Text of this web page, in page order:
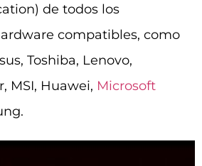
de todos los
compatibles, como
Toshiba, Lenovo,
MSI, Huawei, Microsoft